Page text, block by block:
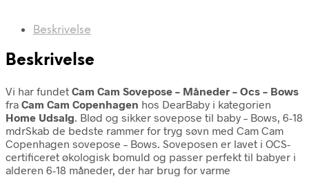
Beskrivelse
Beskrivelse
Vi har fundet Cam Cam Sovepose – Måneder – Ocs – Bows
fra Cam Cam Copenhagen hos DearBaby i kategorien
Home Udsalg. Blød og sikker sovepose til baby – Bows, 6-18
mdrSkab de bedste rammer for tryg søvn med Cam Cam
Copenhagen sovepose – Bows. Soveposen er lavet i OCS-
certificeret økologisk bomuld og passer perfekt til babyer i
alderen 6-18 måneder, der har brug for varme